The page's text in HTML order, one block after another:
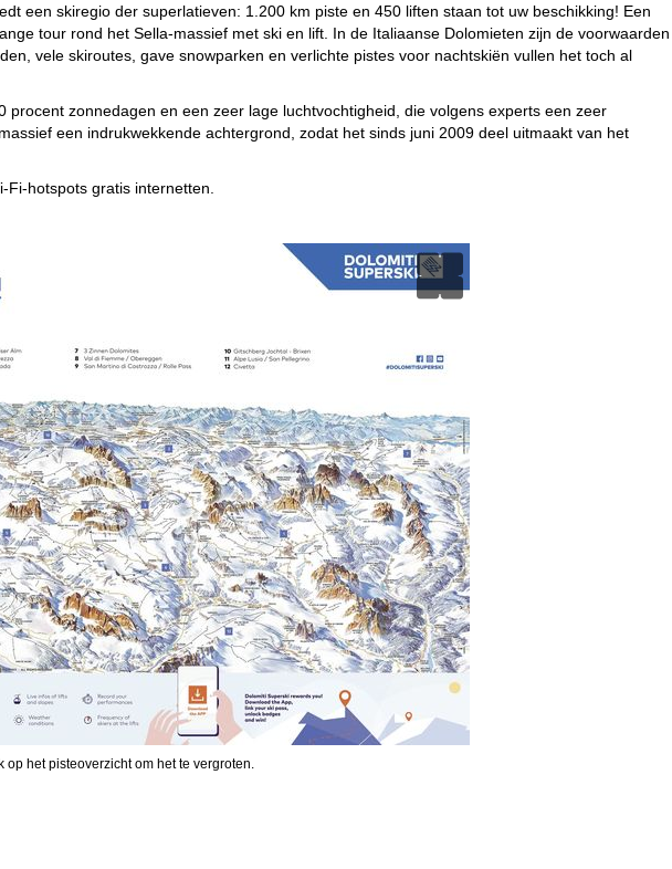
een skiregio der superlatieven: 1.200 km piste en 450 liften staan tot uw beschikking! Een
tour rond het Sella-massief met ski en lift. In de Italiaanse Dolomieten zijn de voorwaarden
vele skiroutes, gave snowparken en verlichte pistes voor nachtskiën vullen het toch al
zonnedagen en een zeer lage luchtvochtigheid, die volgens experts een zeer
een indrukwekkende achtergrond, zodat het sinds juni 2009 deel uitmaakt van het
hotspots gratis internetten.
op het pisteoverzicht om het te vergroten.